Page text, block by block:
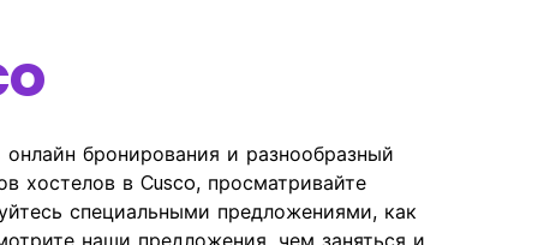
бронирования и разнообразный
хостелов в Cusco, просматривайте
специальными предложениями, как